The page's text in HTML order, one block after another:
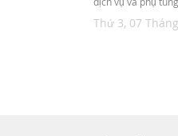
Thứ 3, 07